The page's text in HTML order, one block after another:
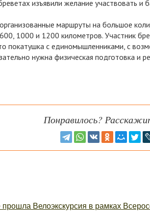
изъявили желание участвовать и
маршруты на большое
1000 и 1200 километров. Участник
покатушка с единомышленниками, с
нужна физическая подготовка и
Понравилось?
Велоэкскурсия в рамках